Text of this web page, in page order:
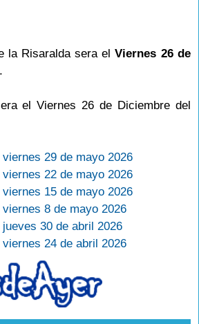
la Risaralda sera elViernes 26 de
.
el Viernes 26 de Diciembre del
29 de mayo 2026
22 de mayo 2026
15 de mayo 2026
8 de mayo 2026
30 de abril 2026
24 de abril 2026